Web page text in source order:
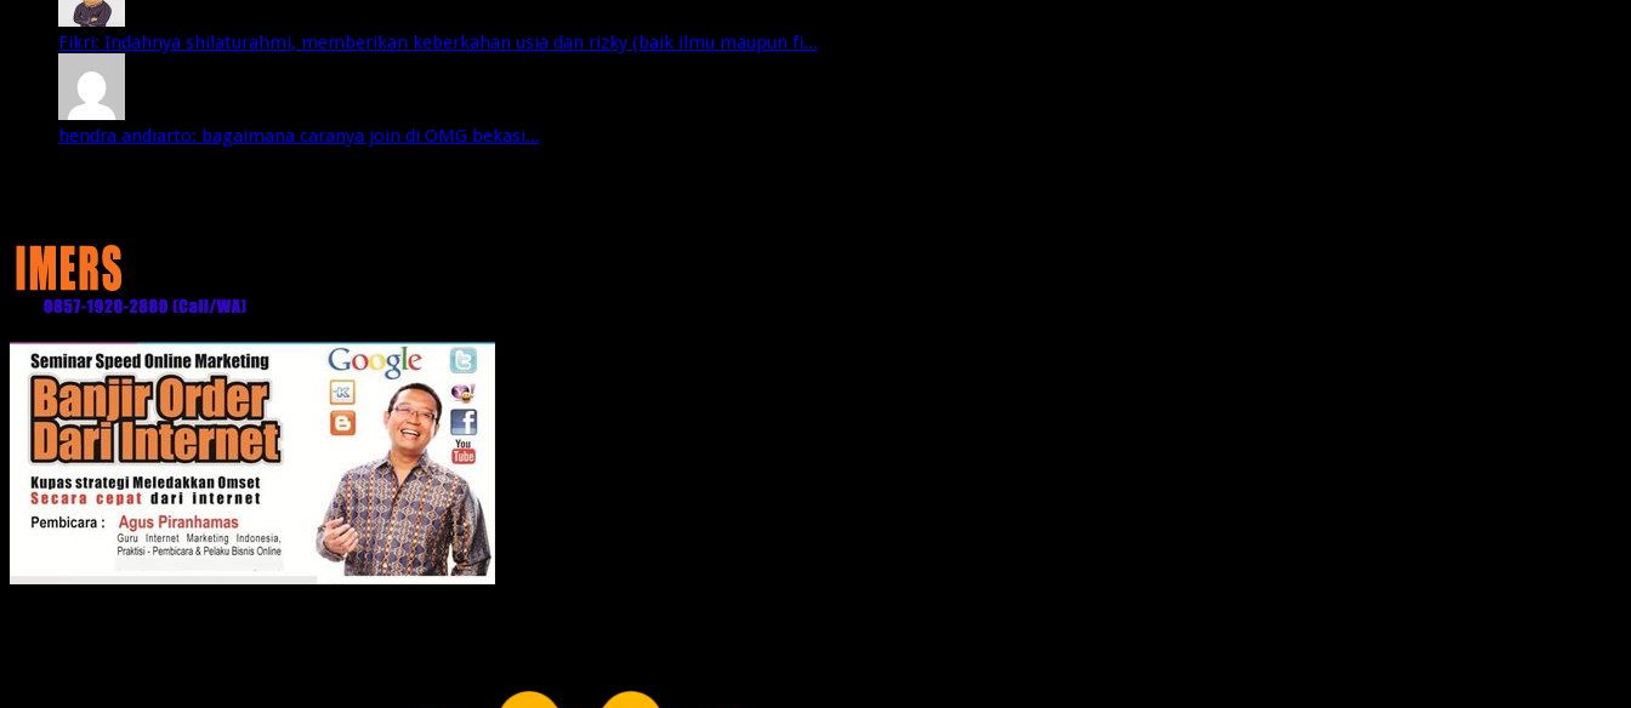
Fikri: Indahnya shilaturahmi, memberikan keberkahan usia dan rizky (baik ilmu maupun fi...
hendra andiarto: bagaimana caranya join di OMG bekasi...